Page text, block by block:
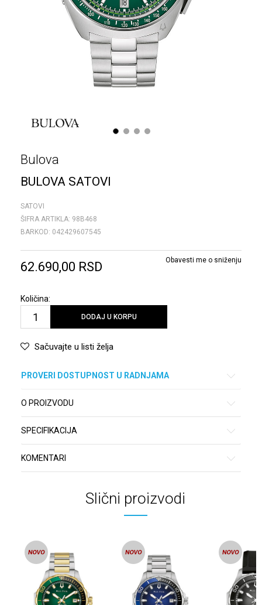
1 2 3 4
Bulova
BULOVA SATOVI
SATOVI
ŠIFRA ARTIKLA: 98B468
BARKOD: 042429607545
62.690,00 RSD Obavesti me o sniženju
Količina:
DODAJ U KORPU
Sačuvajte u listi želja
PROVERI DOSTUPNOST U RADNJAMA
O PROIZVODU
SPECIFIKACIJA
KOMENTARI
Slični proizvodi